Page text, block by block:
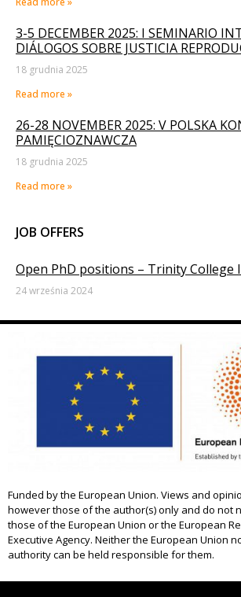
3-5 DECEMBER 2025: I SEMINARIO
DIÁLOGOS SOBRE JUSTICIA
18 grudnia 2025
Read more »
26-28 NOVEMBER 2025: V POLSKA
PAMIĘCIOZNAWCZA
18 grudnia 2025
Read more »
JOB OFFERS
Open PhD positions – Trinity College
24 września 2024
Funded by the European Union. Views and
however those of the author(s) only and do not
those of the European Union or the European
Executive Agency. Neither the European Union
authority can be held responsible for them.